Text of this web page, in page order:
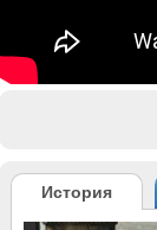
История